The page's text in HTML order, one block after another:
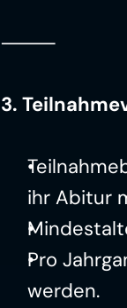
⸻
3.
ihr Abitur
Pro
werden.